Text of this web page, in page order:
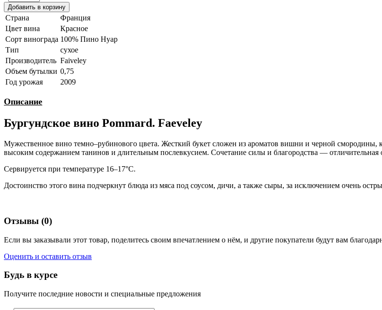
Страна
Франция
Цвет вина
Красное
Сорт винограда 100% Пино Нуар
Тип
сухое
Производитель Faiveley
Объем бутылки 0,75
Год урожая
2009
Описание
Бургундское вино Pommard. Faeveley
Мужественное вино темно–рубинового цвета. Жесткий букет сложен из ароматов вишни и черной
высоким содержанием танинов и длительным послевкусием. Сочетание силы и благородства — отличительная
Сервируется при температуре 16–17°С.
Достоинство этого вина подчеркнут блюда из мяса под соусом, дичи, а также сыры, за исключением очень
Отзывы (0)
Если вы заказывали этот товар, поделитесь своим впечатлением о нём, и другие покупатели будут вам
Оценить и оставить отзыв
Будь в курсе
Получите последние новости и специальные предложения